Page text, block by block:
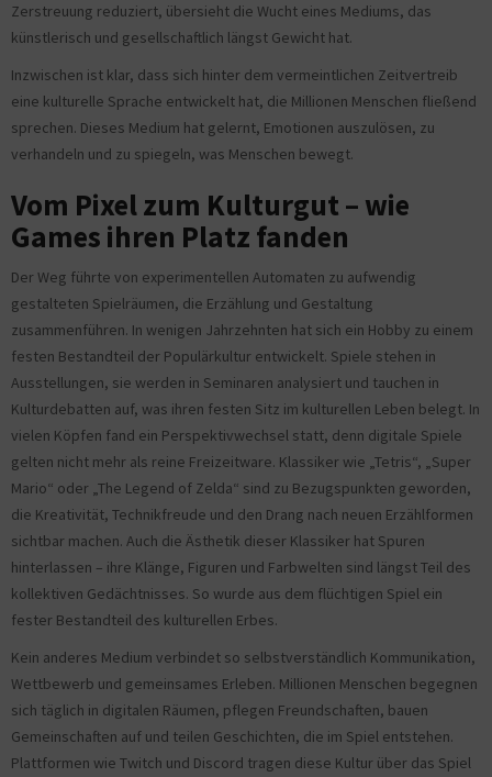
Zerstreuung reduziert, übersieht die Wucht eines Mediums, das
künstlerisch und gesellschaftlich längst Gewicht hat.
Inzwischen ist klar, dass sich hinter dem vermeintlichen Zeitvertreib
eine kulturelle Sprache entwickelt hat, die Millionen Menschen fließend
sprechen. Dieses Medium hat gelernt, Emotionen auszulösen, zu
verhandeln und zu spiegeln, was Menschen bewegt.
Vom Pixel zum Kulturgut – wie
Games ihren Platz fanden
Der Weg führte von experimentellen Automaten zu aufwendig
gestalteten Spielräumen, die Erzählung und Gestaltung
zusammenführen. In wenigen Jahrzehnten hat sich ein Hobby zu einem
festen Bestandteil der Populärkultur entwickelt. Spiele stehen in
Ausstellungen, sie werden in Seminaren analysiert und tauchen in
Kulturdebatten auf, was ihren festen Sitz im kulturellen Leben belegt. In
vielen Köpfen fand ein Perspektivwechsel statt, denn digitale Spiele
gelten nicht mehr als reine Freizeitware. Klassiker wie „Tetris“, „Super
Mario“ oder „The Legend of Zelda“ sind zu Bezugspunkten geworden,
die Kreativität, Technikfreude und den Drang nach neuen Erzählformen
sichtbar machen. Auch die Ästhetik dieser Klassiker hat Spuren
hinterlassen – ihre Klänge, Figuren und Farbwelten sind längst Teil des
kollektiven Gedächtnisses. So wurde aus dem flüchtigen Spiel ein
fester Bestandteil des kulturellen Erbes.
Kein anderes Medium verbindet so selbstverständlich Kommunikation,
Wettbewerb und gemeinsames Erleben. Millionen Menschen begegnen
sich täglich in digitalen Räumen, pflegen Freundschaften, bauen
Gemeinschaften auf und teilen Geschichten, die im Spiel entstehen.
Plattformen wie Twitch und Discord tragen diese Kultur über das Spiel